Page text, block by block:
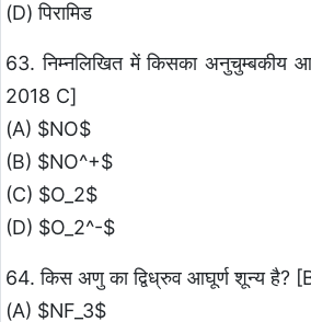
(D) पिरामिड
63. निम्नलिखित में किसका अनुचुम्बकीय
2018 C]
(A) $NO$
(B) $NO^+$
(C) $O_2$
(D) $O_2^-$
64. किस अणु का द्विध्रुव आघूर्ण शून्य है?
(A) $NF_3$